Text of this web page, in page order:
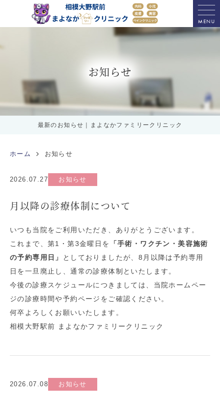
MENU
お知らせ
最新のお知らせ｜まよなかファミリークリニック
ホーム お知らせ
2026.07.27 お知らせ
月以降の診療体制について
いつも当院をご利用いただき、ありがとうございます。
これまで、第1・第3金曜日を
「手術・ワクチン・美容施術
の予約専用日」
としておりましたが、8月以降は予約専用
日を一旦廃止し、通常の診療体制といたします。
今後の診療スケジュールにつきましては、当院ホームペー
ジの診療時間や予約ページをご確認ください。
何卒よろしくお願いいたします。
相模大野駅前 まよなかファミリークリニック
2026.07.08 お知らせ